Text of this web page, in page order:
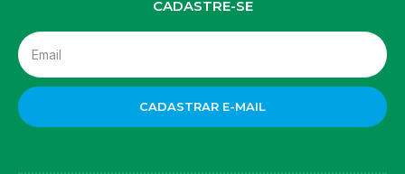
CADASTRE-SE
CADASTRAR E-MAIL